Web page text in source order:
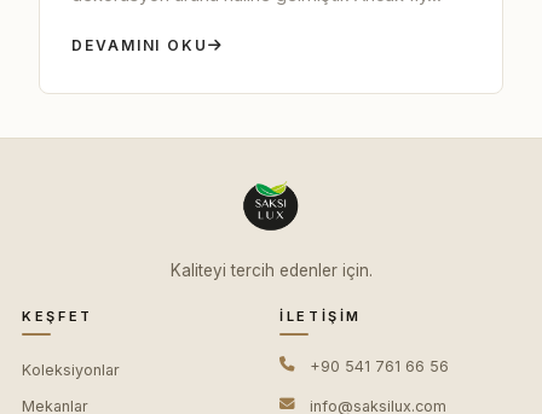
DEVAMINI OKU
Kaliteyi tercih edenler için.
KEŞFET
Koleksiyonlar
Mekanlar
İLETIŞIM
+90 541 761 66 56
info@saksilux.com